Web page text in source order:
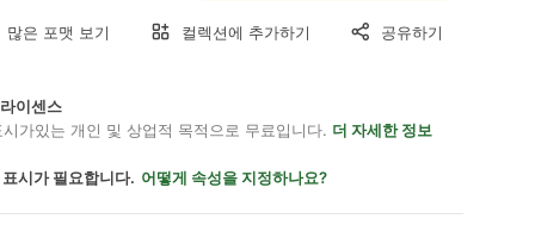
많은 포맷 보기 컬렉션에 추가하기 공유하기
이센스
가있는 개인 및 상업적 목적으로 무료입니다. 더 자세한 정보
시가 필요합니다. 어떻게 속성을 지정하나요?